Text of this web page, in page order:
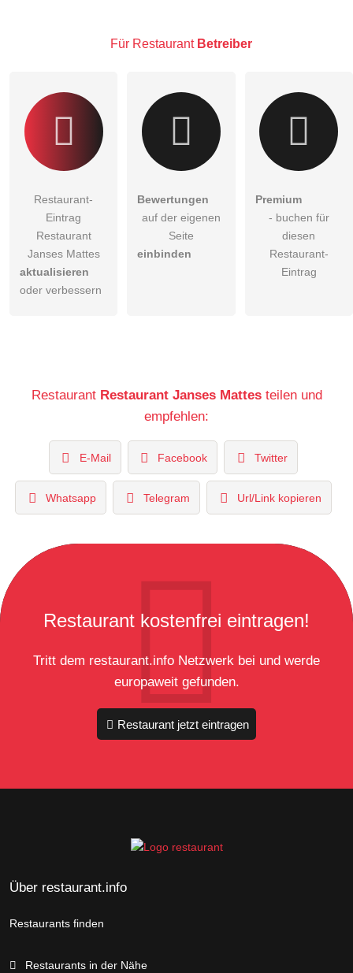
Restaurant-Eintrag zu stellen.
Für Restaurant Betreiber
Restaurant-
Eintrag
Restaurant
Janses Mattes
aktualisieren
oder verbessern
Bewertungen
auf der eigenen
Seite
einbinden
Premium
- buchen für
diesen
Restaurant-
Eintrag
Restaurant Restaurant Janses Mattesteilen und
empfehlen:
E-Mail Facebook Twitter
Whatsapp Telegram Url/Link kopieren
Restaurant kostenfrei eintragen!
Tritt dem restaurant.info Netzwerk bei und werde
europaweit gefunden.
Restaurant jetzt eintragen
Über restaurant.info
Restaurants finden
Restaurants in der Nähe